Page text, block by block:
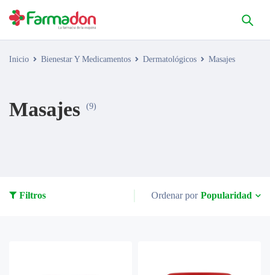
Inicio Bienestar Y Medicamentos Dermatológicos Masajes
Masajes (9)
Filtros Ordenar por Popularidad